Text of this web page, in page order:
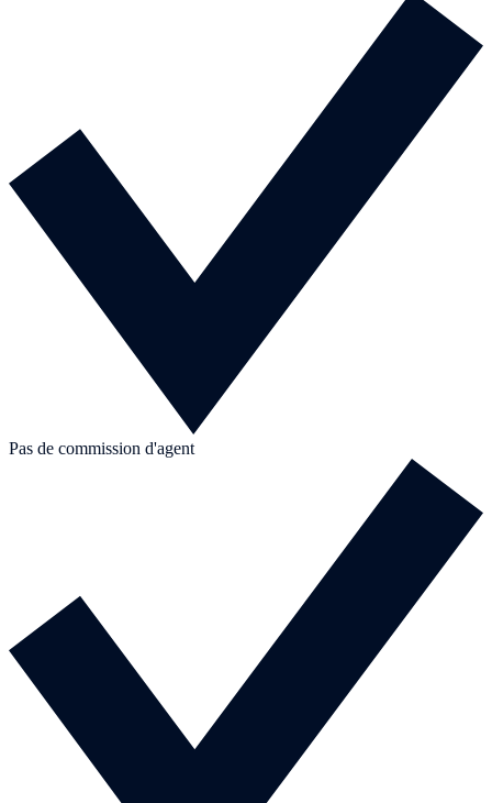
Pas de commission d'agent